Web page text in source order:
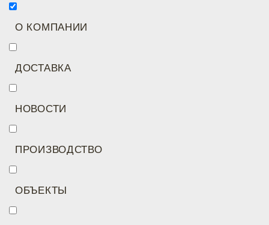
О КОМПАНИИ
ДОСТАВКА
НОВОСТИ
ПРОИЗВОДСТВО
ОБЪЕКТЫ